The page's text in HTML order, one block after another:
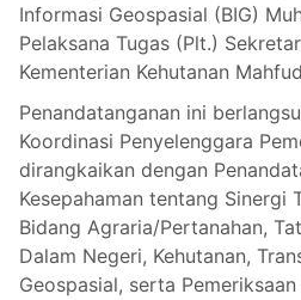
Informasi Geospasial (BIG)
Pelaksana Tugas (Plt.)
Kementerian Kehutanan
Penandatanganan ini
Koordinasi Penyelenggara
dirangkaikan dengan
Kesepahaman tentang Sinergi
Bidang Agraria/Pertanahan,
Dalam Negeri, Kehutanan,
Geospasial, serta